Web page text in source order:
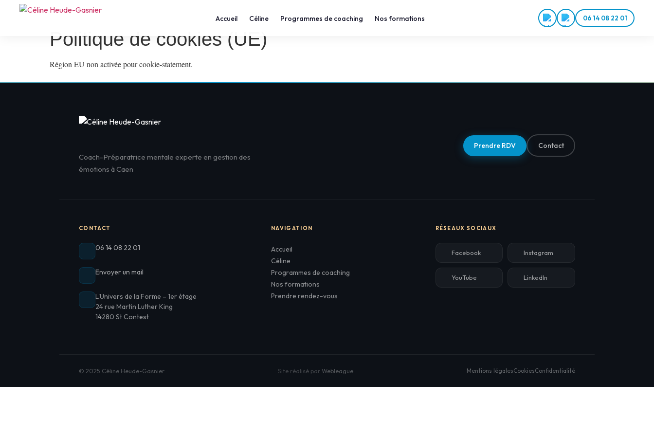
Accueil Céline Programmes de coaching Nos formations 06 14 08 22 01
Politique de cookies (UE)
Région EU non activée pour cookie-statement.
Coach-Préparatrice mentale experte en gestion des
émotions à Caen
Prendre RDV Contact
CONTACT
06 14 08 22 01
Envoyer un mail
L'Univers de la Forme – 1er étage
24 rue Martin Luther King
14280 St Contest
NAVIGATION
Accueil
Céline
Programmes de coaching
Nos formations
Prendre rendez-vous
RÉSEAUX SOCIAUX
Facebook Instagram
YouTube LinkedIn
© 2025 Céline Heude-Gasnier Site réalisé parWebleague Mentions légalesCookiesConfidentialité